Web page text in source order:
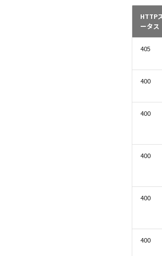
HTTP
ータス
405
400
400
400
400
400